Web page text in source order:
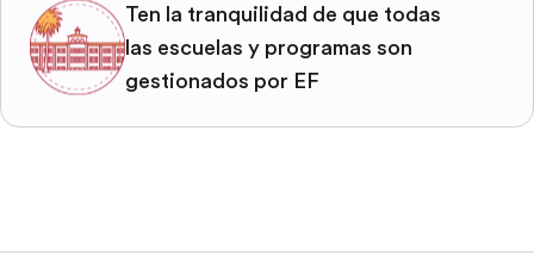
Ten la tranquilidad de que todas
las escuelas y programas son
gestionados por EF